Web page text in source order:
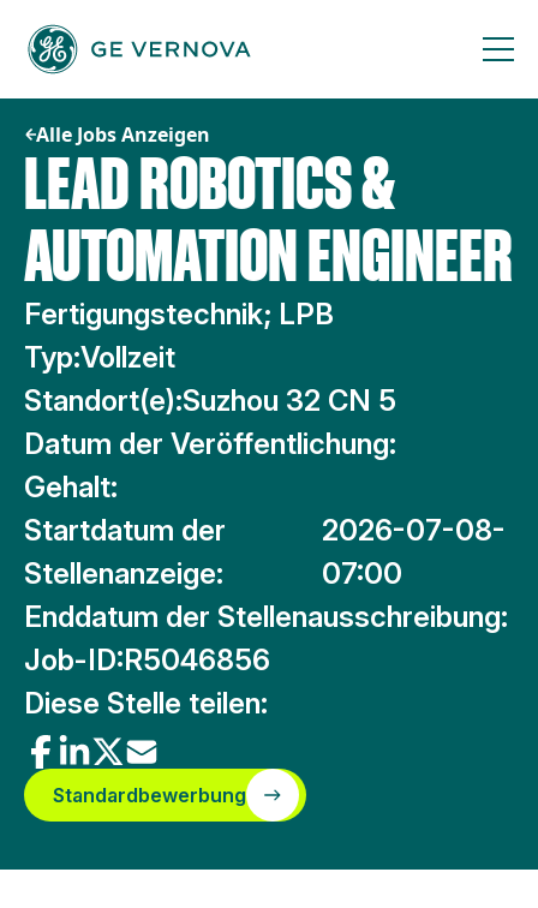
Inhalt
springen
Alle Jobs Anzeigen
LEAD ROBOTICS &
AUTOMATION ENGINEER
Fertigungstechnik; LPB
Typ:Vollzeit
Standort(e):Suzhou 32 CN 5
Datum der Veröffentlichung:
Gehalt:
Startdatum der
Stellenanzeige:
2026-07-08-
07:00
Enddatum der Stellenausschreibung:
Job-ID:R5046856
Diese Stelle teilen:
Standardbewerbung